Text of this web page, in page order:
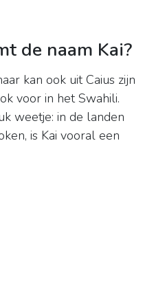
de naam Kai?
kan ook uit Caius zijn
voor in het Swahili.
weetje: in de landen
is Kai vooral een